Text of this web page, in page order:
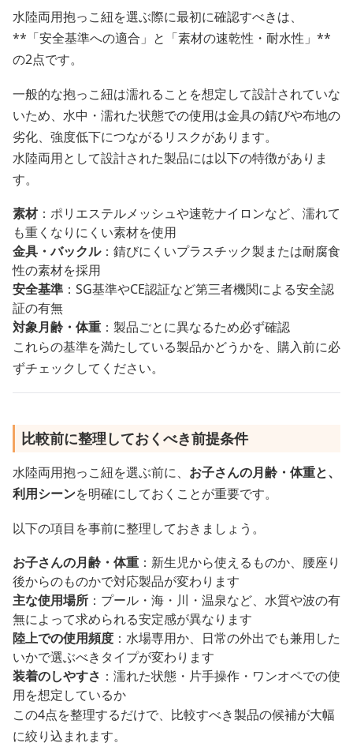
水陸両用抱っこ紐を選ぶ際に最初に確認すべきは、
**「安全基準への適合」と「素材の速乾性・耐水性」**
の2点です。
一般的な抱っこ紐は濡れることを想定して設計されていな
いため、水中・濡れた状態での使用は金具の錆びや布地の
劣化、強度低下につながるリスクがあります。
水陸両用として設計された製品には以下の特徴がありま
す。
素材：ポリエステルメッシュや速乾ナイロンなど、濡れて
も重くなりにくい素材を使用
金具・バックル：錆びにくいプラスチック製または耐腐食
性の素材を採用
安全基準 ：SG基準やCE認証など第三者機関による安全認
証の有無
対象月齢・体重 ：製品ごとに異なるため必ず確認
これらの基準を満たしている製品かどうかを、購入前に必
ずチェックしてください。
比較前に整理しておくべき前提条件
水陸両用抱っこ紐を選ぶ前に、 お子さんの月齢・体重と、
利用シーンを明確にしておくことが重要です。
以下の項目を事前に整理しておきましょう。
お子さんの月齢・体重 ：新生児から使えるものか、腰座り
後からのものかで対応製品が変わります
主な使用場所 ：プール・海・川・温泉など、水質や波の有
無によって求められる安定感が異なります
陸上での使用頻度 ：水場専用か、日常の外出でも兼用した
いかで選ぶべきタイプが変わります
装着のしやすさ ：濡れた状態・片手操作・ワンオペでの使
用を想定しているか
この4点を整理するだけで、比較すべき製品の候補が大幅
に絞り込まれます。